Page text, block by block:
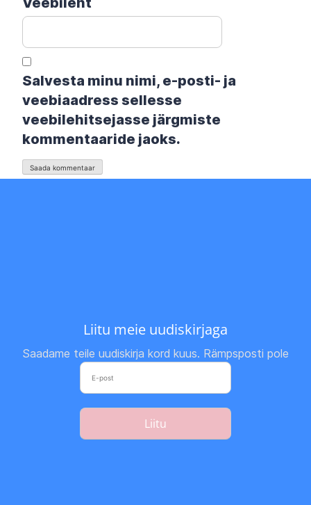
Salvesta minu nimi, e-posti- ja
veebiaadress sellesse
veebilehitsejasse järgmiste
kommentaaride jaoks.
Liitu meie uudiskirjaga
Saadame teile uudiskirja kord kuus. Rämpsposti pole
Liitu